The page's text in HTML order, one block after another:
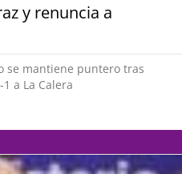
y renuncia a
se mantiene puntero tras
a La Calera